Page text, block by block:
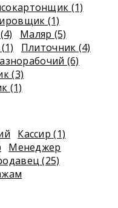
(1)
(1)
Маляр (5)
Плиточник (4)
(6)
(3)
(1)
Кассир (1)
Менеджер
(25)